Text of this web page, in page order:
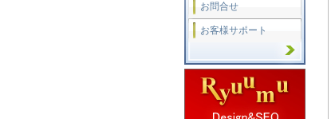
お問合せ
お客様サポート